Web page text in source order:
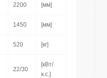
2200 [мм]
1450 [мм]
520 [кг]
22/30
[кВт/
к.с.]